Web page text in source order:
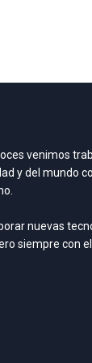
venimos
y del mundo
nuevas
siempre con